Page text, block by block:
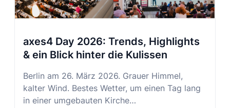
axes4 Day 2026: Trends, Highlights
& ein Blick hinter die Kulissen
Berlin am 26. März 2026. Grauer Himmel,
kalter Wind. Bestes Wetter, um einen Tag lang
in einer umgebauten Kirche…